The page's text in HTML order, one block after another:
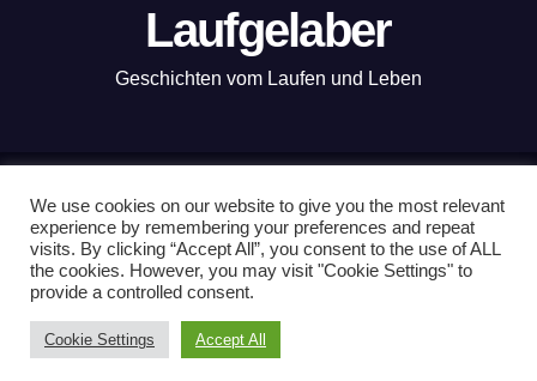
Laufgelaber
Geschichten vom Laufen und Leben
Mit Stolz präsentiert von WordPress
Theme: News Live by
Themeansar.
Nordkap100 Vanlauf Kopenhagen-Tour
Produkttests Impressum & Datenschutzerklärung
We use cookies on our website to give you the most relevant
experience by remembering your preferences and repeat
visits. By clicking “Accept All”, you consent to the use of ALL
the cookies. However, you may visit "Cookie Settings" to
provide a controlled consent.
Cookie Settings Accept All